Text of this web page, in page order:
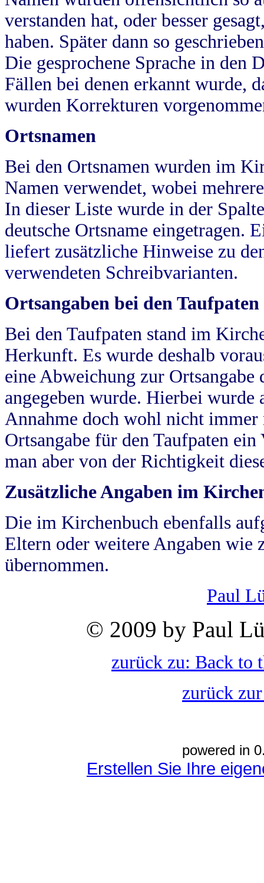
verstanden hat, oder besser
haben. Später dann so
Die gesprochene Sprache in
Fällen bei denen erkannt wurde,
wurden Korrekturen
Ortsnamen
Bei den Ortsnamen wurden im
Namen verwendet, wobei
In dieser Liste wurde in der
deutsche Ortsname eingetragen.
liefert zusätzliche Hinweise zu
verwendeten Schreibvarianten.
Ortsangaben bei den Taufpaten
Bei den Taufpaten stand im
Herkunft. Es wurde deshalb
eine Abweichung zur
angegeben wurde. Hierbei wurde
Annahme doch wohl nicht
Ortsangabe für den Taufpaten
man aber von der Richtigkeit
Zusätzliche Angaben im
Die im Kirchenbuch ebenfalls
Eltern oder weitere Angaben wie
übernommen.
Paul
© 2009 by Paul
zurück zu: Back to
zurück
powered in
Erstellen Sie Ihre